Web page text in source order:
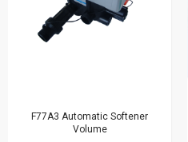
F77A3 Automatic Softener
Volume